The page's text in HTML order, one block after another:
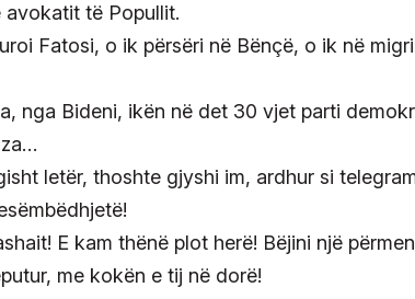
avokatit të Popullit.
Fatosi, o ik përsëri në Bënçë, o ik në
nga Bideni, ikën në det 30 vjet parti
letër, thoshte gjyshi im, ardhur si
E kam thënë plot herë! Bëjini një
me kokën e tij në dorë!